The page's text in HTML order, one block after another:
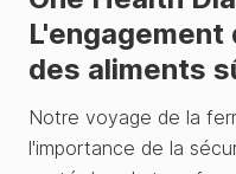
L'engagement
des aliments
Notre voyage de la
l'importance de la